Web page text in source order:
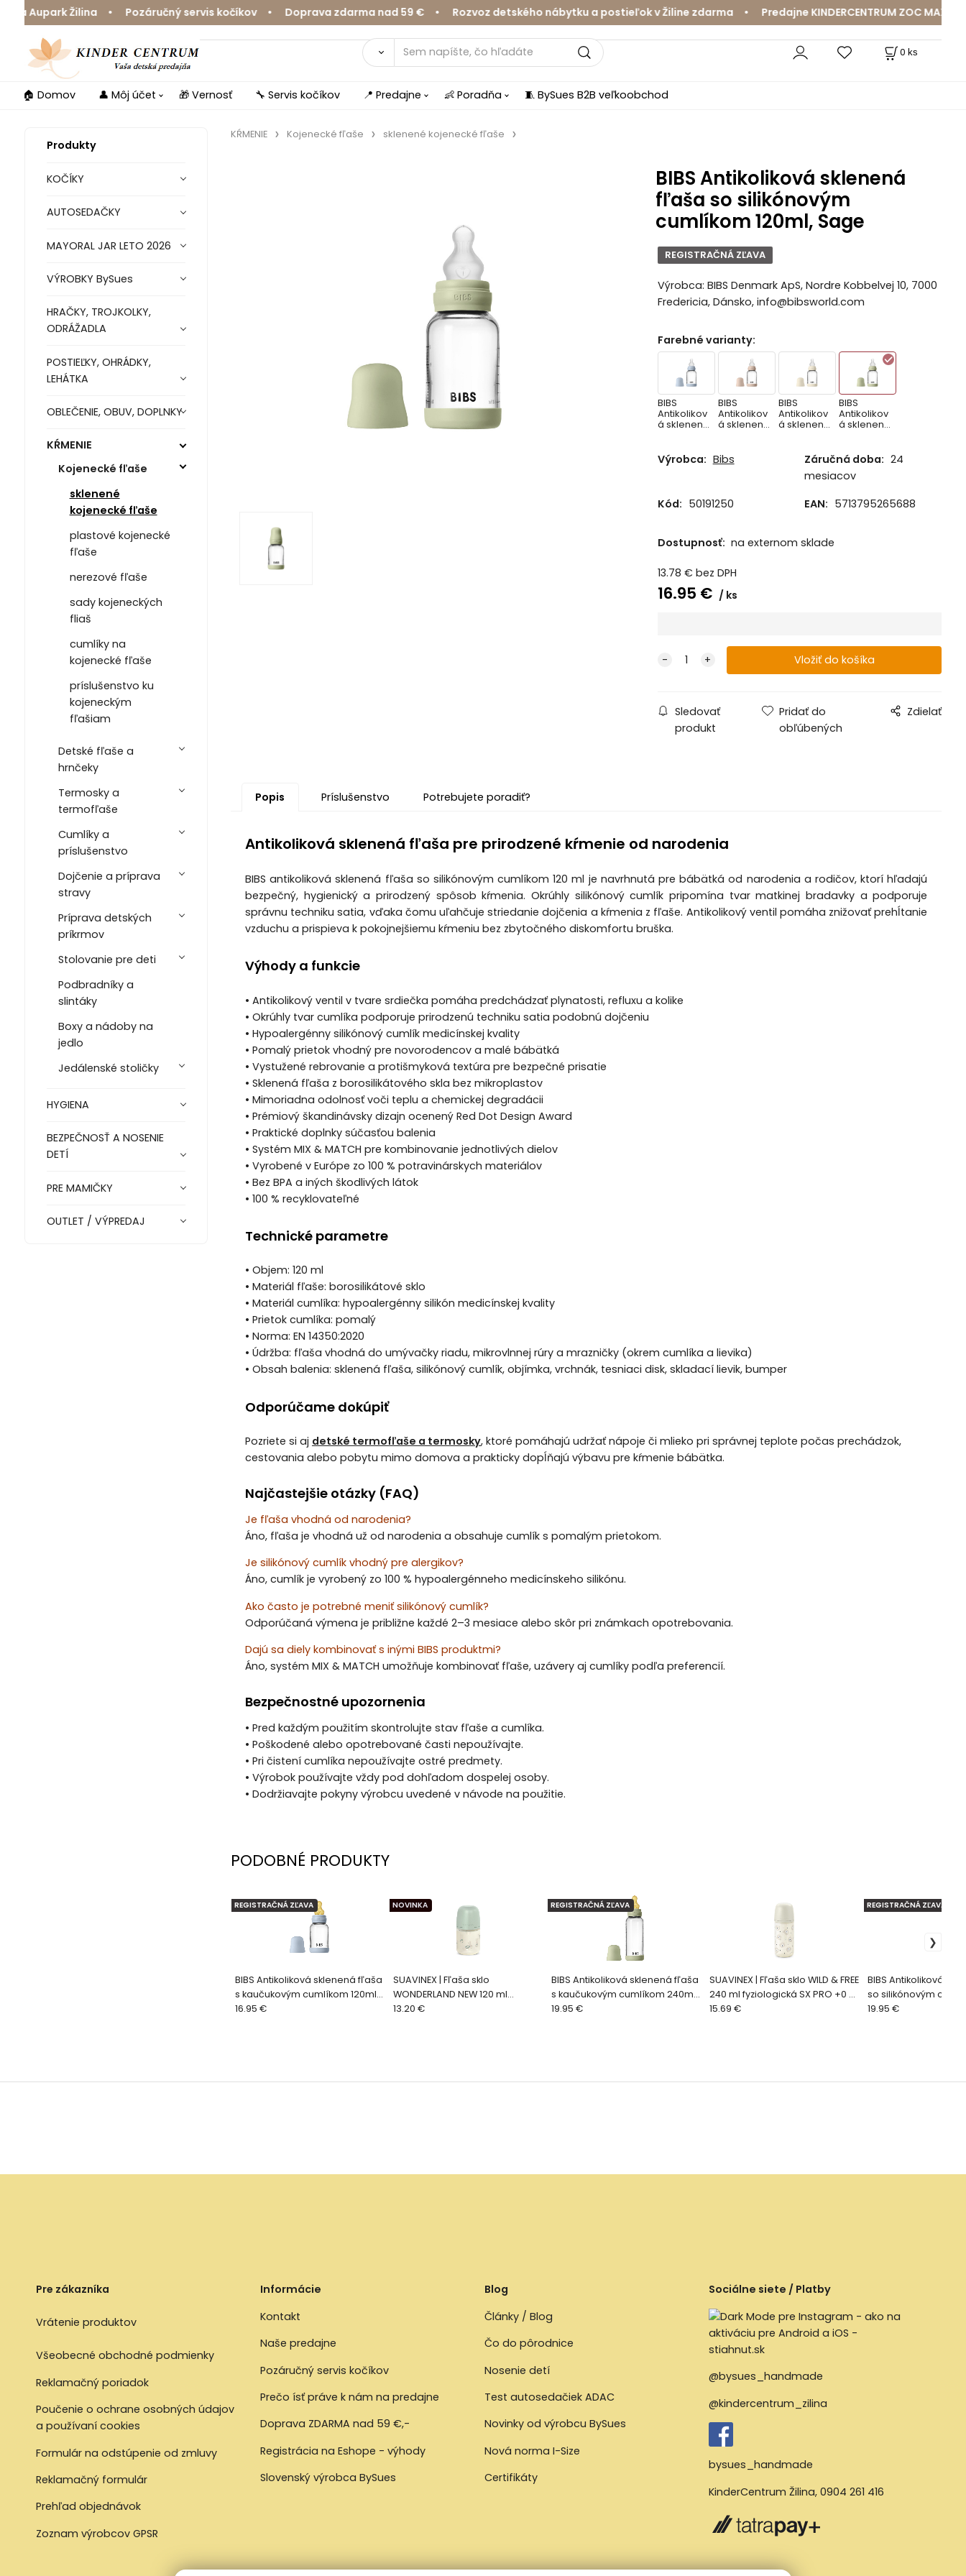
Žilina • Pozáručný servis kočíkov • Doprava zdarma nad 59 € • Rozvoz detského nábytku a postieľok v Žiline zdarma • Predajne KINDERCENTRUM ZOC MAX a
0 ks
🏠 Domov 👤 Môj účet 🎁 Vernosť 🔧 Servis kočíkov 📍 Predajne 👶 Poradňa 🧵 BySues B2B veľkoobchod
Produkty
KOČÍKY
AUTOSEDAČKY
MAYORAL JAR LETO 2026
VÝROBKY BySues
HRAČKY, TROJKOLKY,
ODRÁŽADLA
POSTIEĽKY, OHRÁDKY,
LEHÁTKA
OBLEČENIE, OBUV, DOPLNKY
KŔMENIE
Kojenecké fľaše
sklenené
kojenecké fľaše
plastové kojenecké
fľaše
nerezové fľaše
sady kojeneckých
fliaš
cumlíky na
kojenecké fľaše
príslušenstvo ku
kojeneckým
fľašiam
Detské fľaše a
hrnčeky
Termosky a
termofľaše
Cumlíky a
príslušenstvo
Dojčenie a príprava
stravy
Príprava detských
príkrmov
Stolovanie pre deti
Podbradníky a
slintáky
Boxy a nádoby na
jedlo
Jedálenské stoličky
HYGIENA
BEZPEČNOSŤ A NOSENIE
DETÍ
PRE MAMIČKY
OUTLET / VÝPREDAJ
KŔMENIE Kojenecké fľaše sklenené kojenecké fľaše
BIBS Antikoliková sklenená
fľaša so silikónovým
cumlíkom 120ml, Sage
REGISTRAČNÁ ZĽAVA
Výrobca: BIBS Denmark ApS, Nordre Kobbelvej 10, 7000
Fredericia, Dánsko, info@bibsworld.com
Farebné varianty:
BIBS
Antikolikov
á sklenená
m
cumlíkom
BIBS
Antikolikov
á sklenená
m
cumlíkom
BIBS
Antikolikov
á sklenená
120ml,
BIBS
Antikolikov
á sklenená
m
120ml,
Výrobca: Bibs Záručná doba: 24
mesiacov
Kód: 50191250 EAN: 5713795265688
Dostupnosť: na externom sklade
13.78 € bez DPH
16.95 € ks
Sledovať
produkt
Pridať do
obľúbených
Zdielať
Popis Príslušenstvo Potrebujete poradiť?
Antikoliková sklenená fľaša pre prirodzené kŕmenie od narodenia
BIBS antikoliková sklenená fľaša so silikónovým cumlíkom 120 ml je navrhnutá pre bábätká od narodenia a rodičov, ktorí hľadajú
bezpečný, hygienický a prirodzený spôsob kŕmenia. Okrúhly silikónový cumlík pripomína tvar matkinej bradavky a podporuje
správnu techniku satia, vďaka čomu uľahčuje striedanie dojčenia a kŕmenia z fľaše. Antikolikový ventil pomáha znižovať prehĺtanie
vzduchu a prispieva k pokojnejšiemu kŕmeniu bez zbytočného diskomfortu bruška.
Výhody a funkcie
• Antikolikový ventil v tvare srdiečka pomáha predchádzať plynatosti, refluxu a kolike
• Okrúhly tvar cumlíka podporuje prirodzenú techniku satia podobnú dojčeniu
• Hypoalergénny silikónový cumlík medicínskej kvality
• Pomalý prietok vhodný pre novorodencov a malé bábätká
• Vystužené rebrovanie a protišmyková textúra pre bezpečné prisatie
• Sklenená fľaša z borosilikátového skla bez mikroplastov
• Mimoriadna odolnosť voči teplu a chemickej degradácii
• Prémiový škandinávsky dizajn ocenený Red Dot Design Award
• Praktické doplnky súčasťou balenia
• Systém MIX & MATCH pre kombinovanie jednotlivých dielov
• Vyrobené v Európe zo 100 % potravinárskych materiálov
• Bez BPA a iných škodlivých látok
• 100 % recyklovateľné
Technické parametre
• Objem: 120 ml
• Materiál fľaše: borosilikátové sklo
• Materiál cumlíka: hypoalergénny silikón medicínskej kvality
• Prietok cumlíka: pomalý
• Norma: EN 14350:2020
• Údržba: fľaša vhodná do umývačky riadu, mikrovlnnej rúry a mrazničky (okrem cumlíka a lievika)
• Obsah balenia: sklenená fľaša, silikónový cumlík, objímka, vrchnák, tesniaci disk, skladací lievik, bumper
Odporúčame dokúpiť
Pozriete si aj detské termofľaše a termosky, ktoré pomáhajú udržať nápoje či mlieko pri správnej teplote počas prechádzok,
cestovania alebo pobytu mimo domova a prakticky dopĺňajú výbavu pre kŕmenie bábätka.
Najčastejšie otázky (FAQ)
Je fľaša vhodná od narodenia?
Áno, fľaša je vhodná už od narodenia a obsahuje cumlík s pomalým prietokom.
Je silikónový cumlík vhodný pre alergikov?
Áno, cumlík je vyrobený zo 100 % hypoalergénneho medicínskeho silikónu.
Ako často je potrebné meniť silikónový cumlík?
Odporúčaná výmena je približne každé 2–3 mesiace alebo skôr pri známkach opotrebovania.
Dajú sa diely kombinovať s inými BIBS produktmi?
Áno, systém MIX & MATCH umožňuje kombinovať fľaše, uzávery aj cumlíky podľa preferencií.
Bezpečnostné upozornenia
• Pred každým použitím skontrolujte stav fľaše a cumlíka.
• Poškodené alebo opotrebované časti nepoužívajte.
• Pri čistení cumlíka nepoužívajte ostré predmety.
• Výrobok používajte vždy pod dohľadom dospelej osoby.
• Dodržiavajte pokyny výrobcu uvedené v návode na použitie.
PODOBNÉ PRODUKTY
BIBS Antikoliková sklenená fľaša
s kaučukovým cumlíkom 120ml,
Baby Blue
REGISTRAČNÁ ZĽAVA
16.95 €
SUAVINEX | Fľaša sklo
WONDERLAND NEW 120 ml
fyziologická SX PRO +0 SF -
NOVINKA
13.20 €
BIBS Antikoliková sklenená fľaša
s kaučukovým cumlíkom 240ml,
Sage
REGISTRAČNÁ ZĽAVA
19.95 €
SUAVINEX | Fľaša sklo WILD & FREE
240 ml fyziologická SX PRO +0 SF
- krémová
15.69 €
BIBS Antikoliková
so silikónovým
Ivory
REGISTRAČNÁ ZĽAVA
19.95 €
Pre zákazníka
Vrátenie produktov
Všeobecné obchodné podmienky
Reklamačný poriadok
Poučenie o ochrane osobných údajov
a používaní cookies
Formulár na odstúpenie od zmluvy
Reklamačný formulár
Prehľad objednávok
Zoznam výrobcov GPSR
Informácie
Kontakt
Naše predajne
Pozáručný servis kočíkov
Prečo ísť práve k nám na predajne
Doprava ZDARMA nad 59 €,-
Registrácia na Eshope - výhody
Slovenský výrobca BySues
Blog
Články / Blog
Čo do pôrodnice
Nosenie detí
Test autosedačiek ADAC
Novinky od výrobcu BySues
Nová norma I-Size
Certifikáty
Sociálne siete / Platby
@bysues_handmade
@kindercentrum_zilina
bysues_handmade
KinderCentrum Žilina,0904 261 416